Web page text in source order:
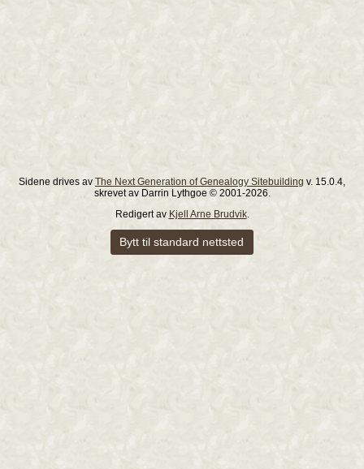
Sidene drives av The Next Generation of Genealogy Sitebuilding v. 15.0.4,
skrevet av Darrin Lythgoe © 2001-2026.
Redigert av Kjell Arne Brudvik.
Bytt til standard nettsted